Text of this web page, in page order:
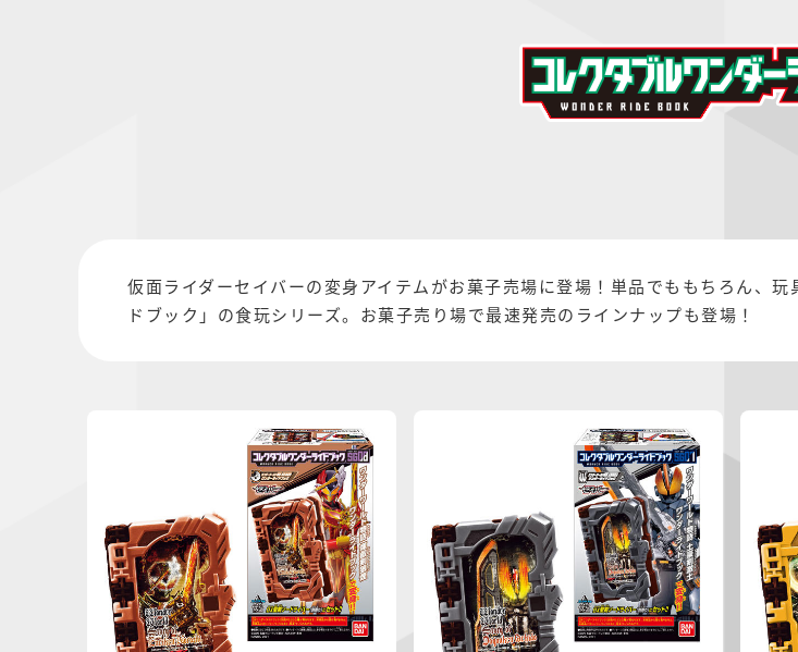
仮面ライダーセイバーの変身アイテムがお菓子売場に登場！単品でももちろん、
ドブック」の食玩シリーズ。お菓子売り場で最速発売のラインナップも登場！